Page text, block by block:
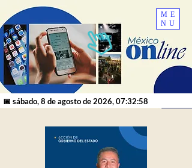
ME
NU
📅 sábado, 8 de agosto de 2026, 07:32:58